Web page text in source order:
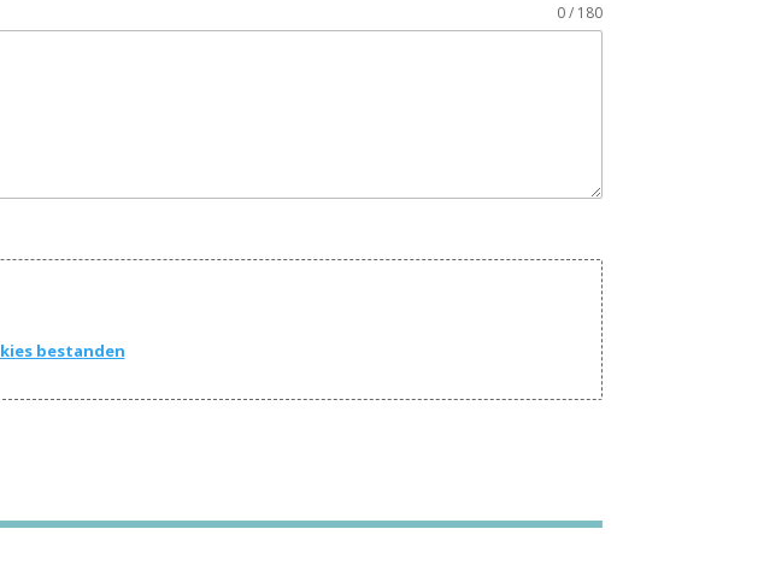
0 / 180
kies bestanden